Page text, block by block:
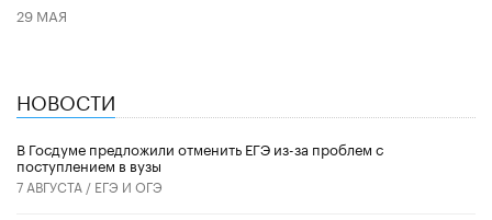
29 МАЯ
НОВОСТИ
В Госдуме предложили отменить ЕГЭ из-за проблем с
поступлением в вузы
7 АВГУСТА / ЕГЭ И ОГЭ